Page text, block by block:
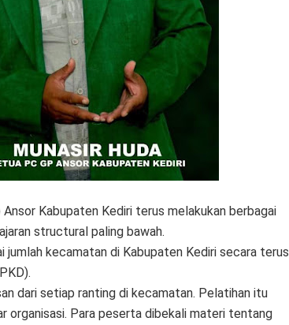
Kabupaten Kediri terus melakukan berbagai
structural paling bawah.
jumlah kecamatan di Kabupaten Kediri secara terus
dari setiap ranting di kecamatan. Pelatihan itu
organisasi. Para peserta dibekali materi tentang